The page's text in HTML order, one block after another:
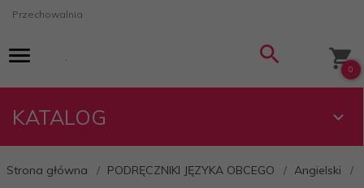
Przechowalnia
0
KATALOG
Strona główna PODRĘCZNIKI JĘZYKA OBCEGO Angielski